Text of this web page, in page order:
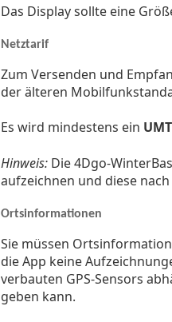
Das Display sollte eine
Netztarif
Zum Versenden und
der älteren
Es wird mindestens ein
Hinweis: Die 4Dgo-
aufzeichnen und diese
Ortsinformationen
Sie müssen
die App keine
verbauten GPS-Sensors
geben kann.